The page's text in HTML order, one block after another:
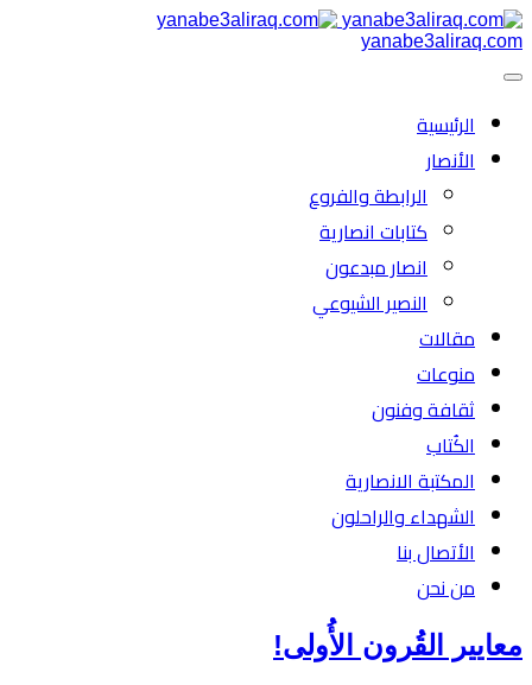
yanabe3aliraq.com
الرئیسية
الأنصار
الرابطة والفروع
كتابات انصارية
انصار مبدعون
النصیر الشیوعي
مقالات
منوعات
ثقافة وفنون
الكُتاب
المكتبة الانصارية
الشهداء والراحلون
الأتصال بنا
من نحن
معايير القُرون الأُولى!